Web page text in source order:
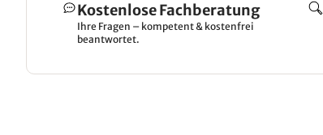
Kostenlose Fachberatung
Ihre Fragen – kompetent & kostenfrei
beantwortet.